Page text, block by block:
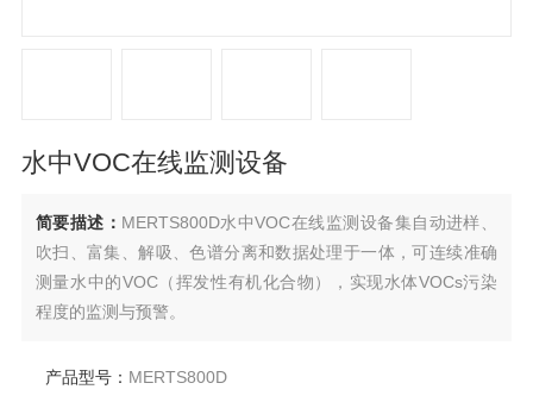
水中VOC在线监测设备
简要描述： MERTS800D水中VOC在线监测设备集自动进样、
吹扫、富集、解吸、色谱分离和数据处理于一体，可连续准确
测量水中的VOC（挥发性有机化合物），实现水体VOCs污染
程度的监测与预警。
产品型号： MERTS800D